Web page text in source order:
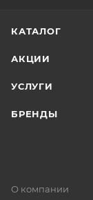
КАТАЛОГ
АКЦИИ
УСЛУГИ
БРЕНДЫ
О компании